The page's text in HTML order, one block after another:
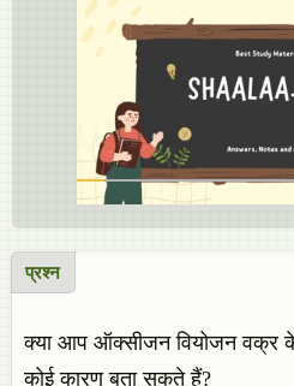
प्रश्न
क्या आप ऑक्सीजन वियोजन वक्र के
कोई कारण बता सकते हैं?